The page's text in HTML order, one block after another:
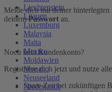
Liechtenstein
Litauen
Luxemburg
Malaysia
Malta
Mexiko
Moldawien
Monaco
Neuseeland
Niederlande
Melde dich mit deiner hinterlegten
deinemPasswort an.
Noch kein Kundenkonto?
Registriere dich jetzt und nutze
Spare Zeit bei zukünftigen